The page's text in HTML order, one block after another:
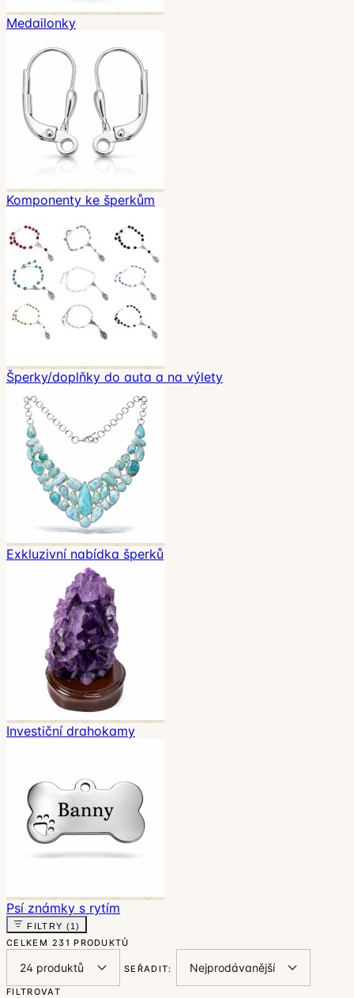
Medailonky
Komponenty ke šperkům
Šperky/doplňky do auta a na výlety
Exkluzivní nabídka šperků
Investiční drahokamy
Psí známky s rytím
FILTRY (1)
CELKEM 231 PRODUKTŮ
SEŘADIT:
FILTROVAT